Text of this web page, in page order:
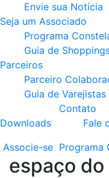
Envie sua Notícia
Seja um Associado
Programa
Guia de
Parceiros
Parceiro
Guia de Varejistas
Downloads
Contato
Fale
Associe-se Programa
espaço do